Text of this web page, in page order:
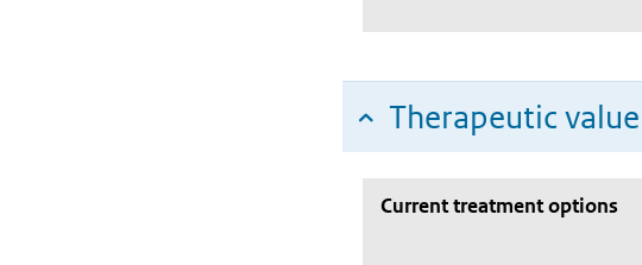
Therapeutic value
Current treatment options